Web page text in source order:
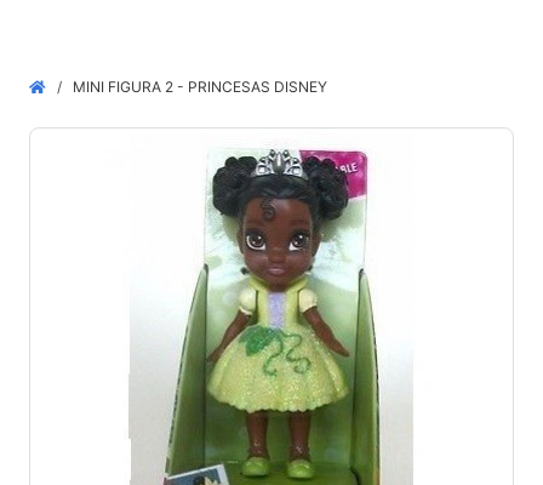
MINI FIGURA 2 - PRINCESAS DISNEY